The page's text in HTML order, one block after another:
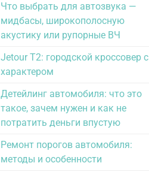
Что выбрать для автозвука —
мидбасы, широкополосную
акустику или рупорные ВЧ
Jetour T2: городской кроссовер с
характером
Детейлинг автомобиля: что это
такое, зачем нужен и как не
потратить деньги впустую
Ремонт порогов автомобиля:
методы и особенности